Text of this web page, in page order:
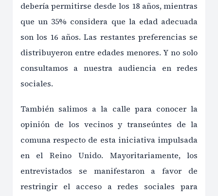
debería permitirse desde los 18 años, mientras
que un 35% considera que la edad adecuada
son los 16 años. Las restantes preferencias se
distribuyeron entre edades menores. Y no solo
consultamos a nuestra audiencia en redes
sociales.
También salimos a la calle para conocer la
opinión de los vecinos y transeúntes de la
comuna respecto de esta iniciativa impulsada
en el Reino Unido. Mayoritariamente, los
entrevistados se manifestaron a favor de
restringir el acceso a redes sociales para